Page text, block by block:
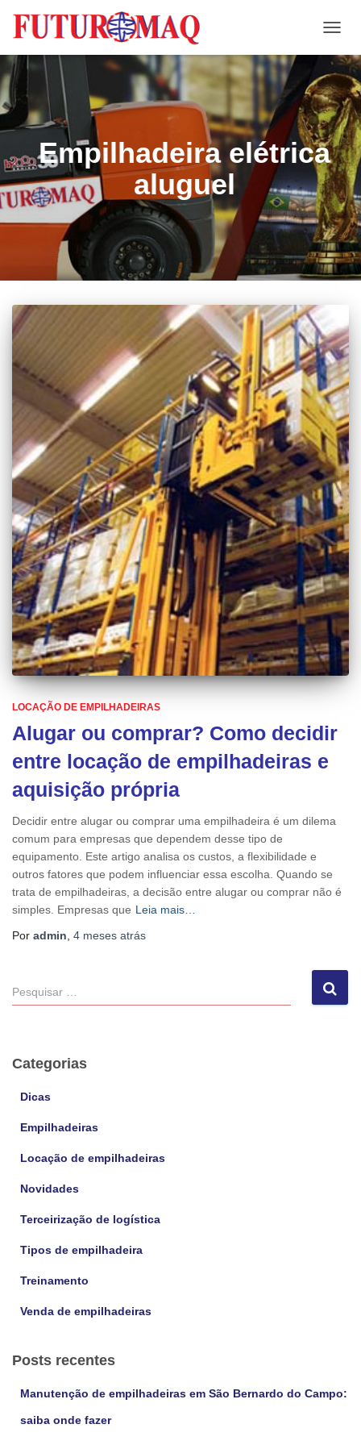
Empilhadeira elétrica
aluguel
LOCAÇÃO DE EMPILHADEIRAS
Alugar ou comprar? Como decidir
entre locação de empilhadeiras e
aquisição própria
Decidir entre alugar ou comprar uma empilhadeira é um dilema
comum para empresas que dependem desse tipo de
equipamento. Este artigo analisa os custos, a flexibilidade e
outros fatores que podem influenciar essa escolha. Quando se
trata de empilhadeiras, a decisão entre alugar ou comprar não é
simples. Empresas que Leia mais…
Por admin, 4 meses atrás
P
e
u
Categorias
Dicas
Empilhadeiras
Locação de empilhadeiras
Novidades
Terceirização de logística
Tipos de empilhadeira
Treinamento
Venda de empilhadeiras
Posts recentes
Manutenção de empilhadeiras em São Bernardo do Campo:
saiba onde fazer